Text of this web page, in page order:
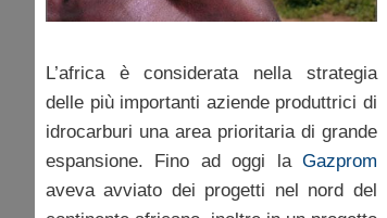
L’africa è considerata nella strategia
delle più importanti aziende produttrici di
idrocarburi una area prioritaria di grande
espansione. Fino ad oggi la Gazprom
aveva avviato dei progetti nel nord del